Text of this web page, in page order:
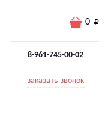
8-961-745-00-02
заказать звонок
0